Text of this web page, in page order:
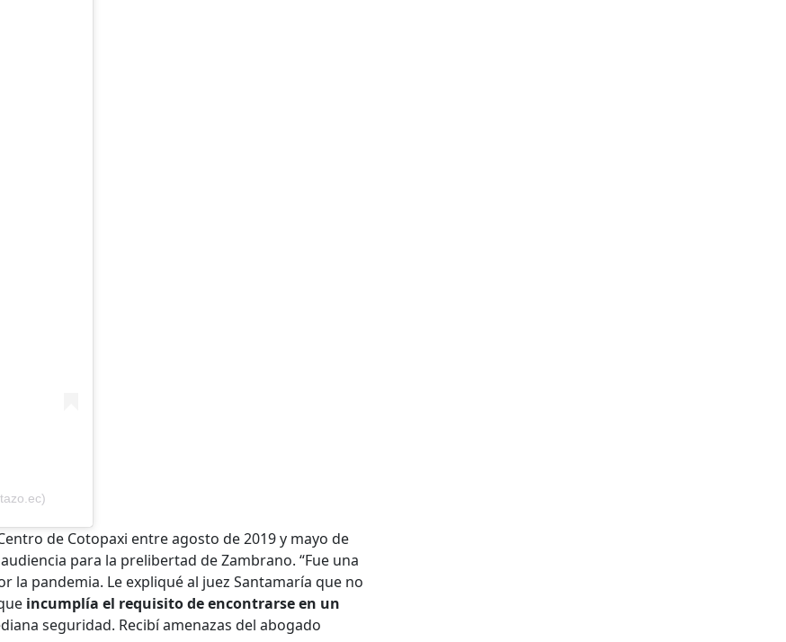
de Cotopaxi entre agosto de 2019 y mayo de
para la prelibertad de Zambrano. “Fue una
pandemia. Le expliqué al juez Santamaría que no
incumplía el requisito de encontrarse en un
seguridad. Recibí amenazas del abogado